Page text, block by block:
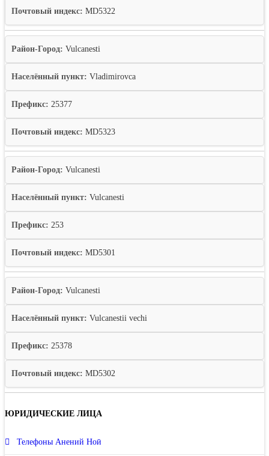
Почтовый индекс: MD5322
Район-Город: Vulcanesti
Населённый пункт: Vladimirovca
Префикс: 25377
Почтовый индекс: MD5323
Район-Город: Vulcanesti
Населённый пункт: Vulcanesti
Префикс: 253
Почтовый индекс: MD5301
Район-Город: Vulcanesti
Населённый пункт: Vulcanestii vechi
Префикс: 25378
Почтовый индекс: MD5302
ЮРИДИЧЕСКИЕ ЛИЦА
Телефоны Анений Ноӣ